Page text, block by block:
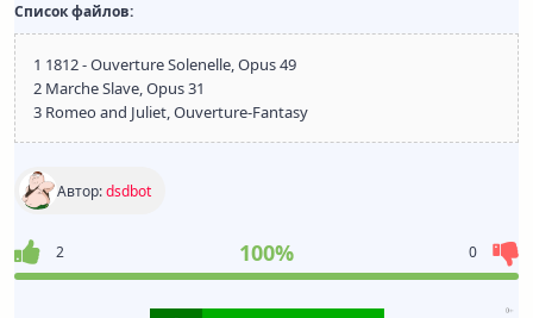
Список файлов:
1 1812 - Ouverture Solenelle, Opus 49
2 Marche Slave, Opus 31
3 Romeo and Juliet, Ouverture-Fantasy
Автор:dsdbot
2 100% 0